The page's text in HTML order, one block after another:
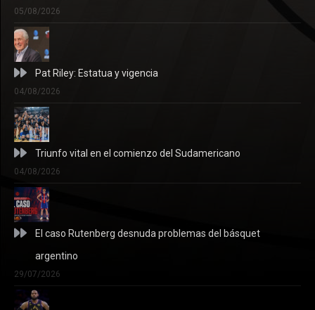
05/08/2026
Pat Riley: Estatua y vigencia
04/08/2026
Triunfo vital en el comienzo del Sudamericano
04/08/2026
El caso Rutenberg desnuda problemas del básquet
argentino
29/07/2026